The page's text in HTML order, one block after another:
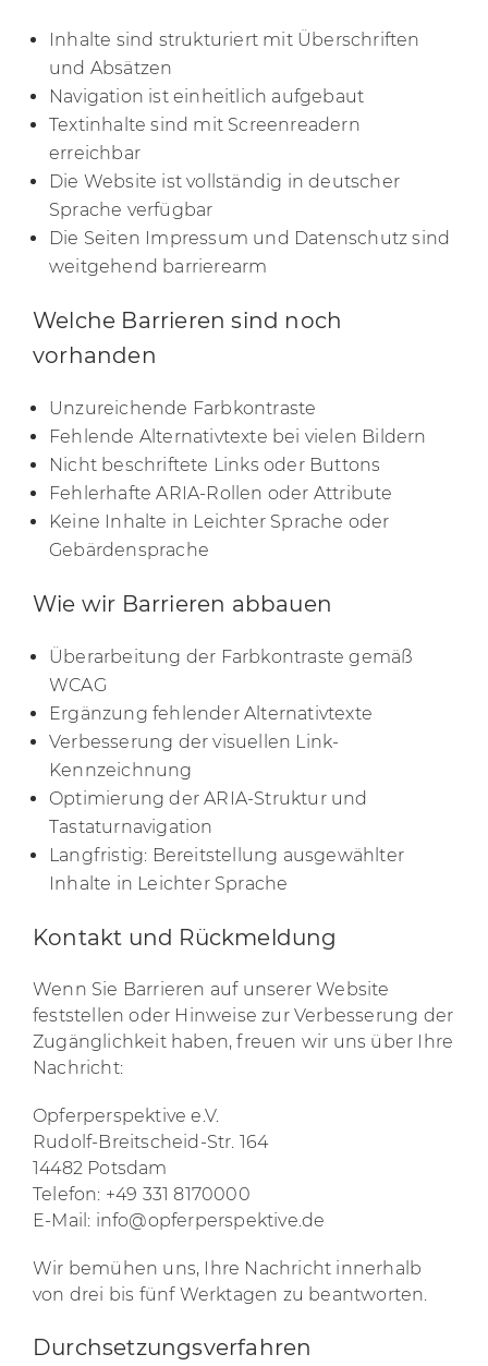
Inhalte sind strukturiert mit Überschriften
und Absätzen
Navigation ist einheitlich aufgebaut
Textinhalte sind mit Screenreadern
erreichbar
Die Website ist vollständig in deutscher
Sprache verfügbar
Die Seiten Impressum und Datenschutz sind
weitgehend barrierearm
Welche Barrieren sind noch
vorhanden
Unzureichende Farbkontraste
Fehlende Alternativtexte bei vielen Bildern
Nicht beschriftete Links oder Buttons
Fehlerhafte ARIA-Rollen oder Attribute
Keine Inhalte in Leichter Sprache oder
Gebärdensprache
Wie wir Barrieren abbauen
Überarbeitung der Farbkontraste gemäß
WCAG
Ergänzung fehlender Alternativtexte
Verbesserung der visuellen Link-
Kennzeichnung
Optimierung der ARIA-Struktur und
Tastaturnavigation
Langfristig: Bereitstellung ausgewählter
Inhalte in Leichter Sprache
Kontakt und Rückmeldung
Wenn Sie Barrieren auf unserer Website
feststellen oder Hinweise zur Verbesserung der
Zugänglichkeit haben, freuen wir uns über Ihre
Nachricht:
Opferperspektive e.V.
Rudolf-Breitscheid-Str. 164
14482 Potsdam
Telefon: +49 331 8170000
E-Mail: info@opferperspektive.de
Wir bemühen uns, Ihre Nachricht innerhalb
von drei bis fünf Werktagen zu beantworten.
Durchsetzungsverfahren